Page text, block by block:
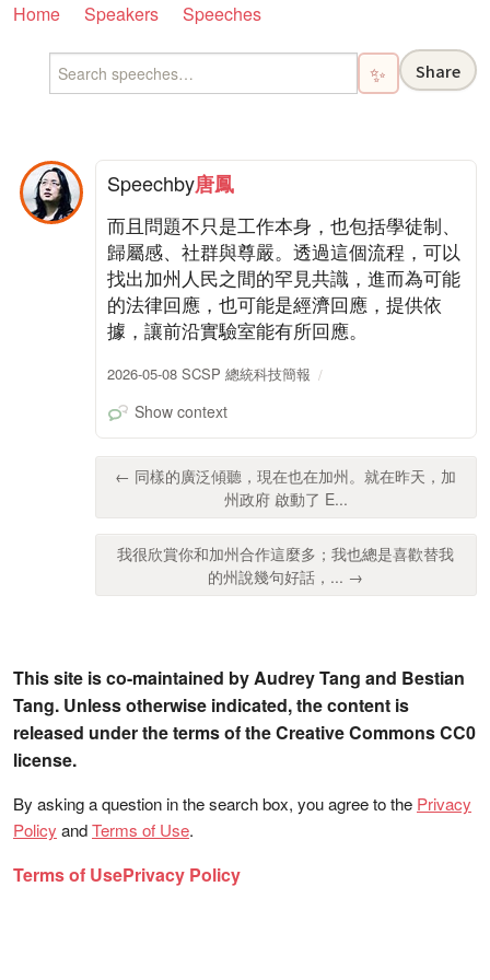
Home Speakers Speeches
✨ Share
Speechby唐鳳
而且問題不只是工作本身，也包括學徒制、
歸屬感、社群與尊嚴。透過這個流程，可以
找出加州人民之間的罕見共識，進而為可能
的法律回應，也可能是經濟回應，提供依
據，讓前沿實驗室能有所回應。
2026-05-08 SCSP 總統科技簡報
Show context
← 同樣的廣泛傾聽，現在也在加州。就在昨天，加
州政府 啟動了 E...
我很欣賞你和加州合作這麼多；我也總是喜歡替我
的州說幾句好話，... →
This site is co-maintained by Audrey Tang and Bestian
Tang. Unless otherwise indicated, the content is
released under the terms of the Creative Commons CC0
license.
By asking a question in the search box, you agree to the Privacy
Policy andTerms of Use.
Terms of UsePrivacy Policy